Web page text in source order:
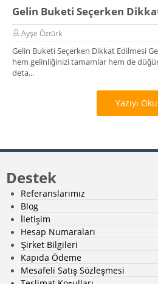
Ayşe Öztürk
Gelin Buketi Seçerken Dikkat Edilmesi
hem gelinliğinizi tamamlar hem de
deta...
Yazıyı Oku
Destek
Referanslarımız
Blog
İletişim
Hesap Numaraları
Şirket Bilgileri
Kapıda Ödeme
Mesafeli Satış Sözleşmesi